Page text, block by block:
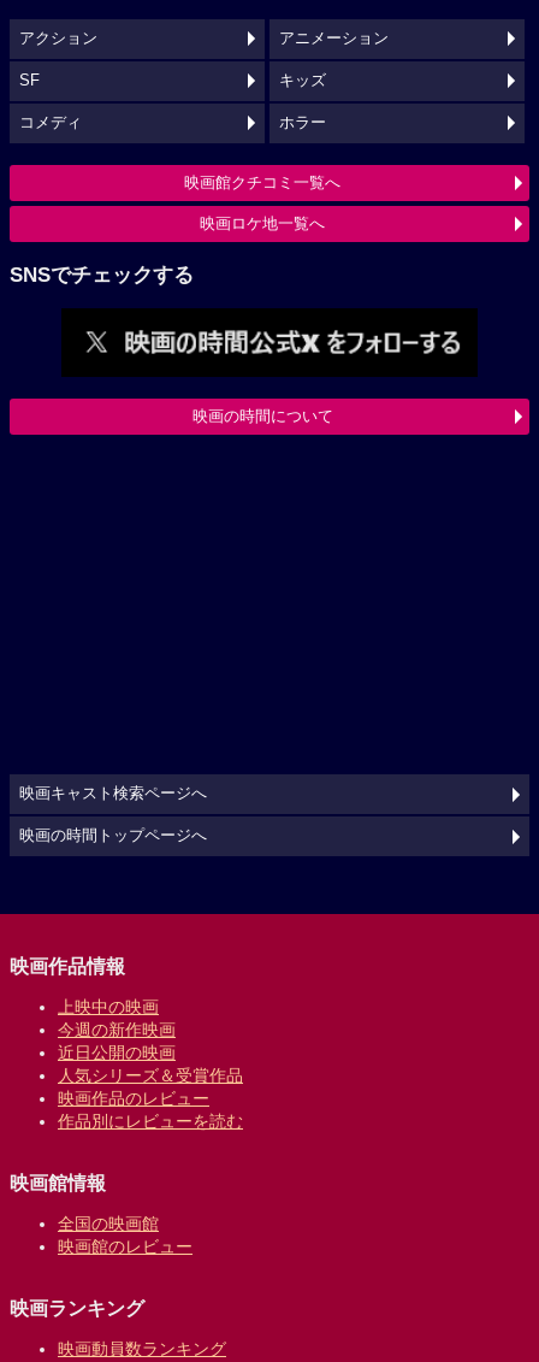
アクション アニメーション
SF キッズ
コメディ ホラー
映画館クチコミ一覧へ
映画ロケ地一覧へ
SNSでチェックする
映画の時間について
映画キャスト検索ページへ
映画の時間トップページへ
映画作品情報
上映中の映画
今週の新作映画
近日公開の映画
人気シリーズ＆受賞作品
映画作品のレビュー
作品別にレビューを読む
映画館情報
全国の映画館
映画館のレビュー
映画ランキング
映画動員数ランキング